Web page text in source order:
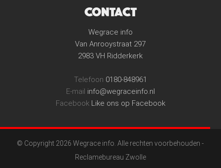
CONTACT
Wegrace info
Van Anrooystraat 297
2983 VH Ridderkerk
Telefoon 0180-848961
E-mail info@wegraceinfo.nl
Facebook Like ons op Facebook
© Copyright 2026 Wegrace info. Alle rechten voorbehouden -
Reclamebureau Zwolle